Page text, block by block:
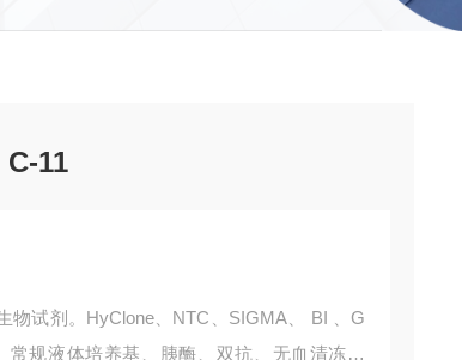
C-11
物试剂。HyClone、NTC、SIGMA、 BI 、G
规液体培养基、胰酶、双抗、无血清冻存